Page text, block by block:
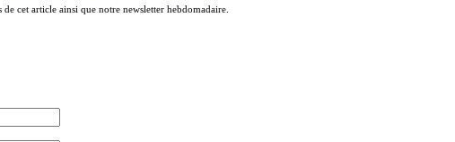
cet article ainsi que notre newsletter hebdomadaire.